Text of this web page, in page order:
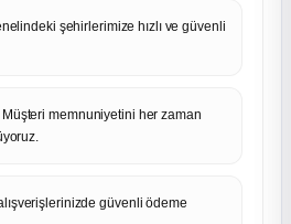
şehirlerimize hızlı ve güvenli
Müşteri memnuniyetini her zaman
güvenli ödeme